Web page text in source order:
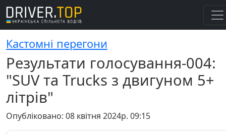
Кастомні перегони
Результати голосування-004:
"SUV та Trucks з двигуном 5+
літрів"
Опубліковано: 08 квітня 2024р. 09:15